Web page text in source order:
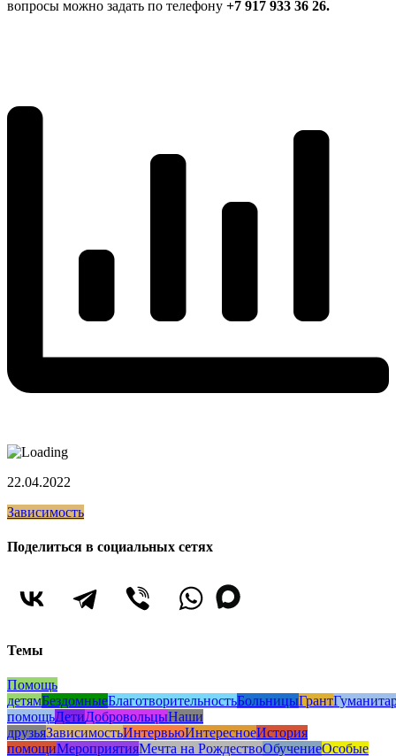
вопросы можно задать по телефону +7 917 933 36 26.
22.04.2022
Зависимость
Поделиться в социальных сетях
Темы
Помощь
детямБездомныеБлаготворительностьБольницыГрант
помощьДетиДобровольцыНаши
друзьяЗависимостьИнтервьюИнтересноеИстория
помощиМероприятияМечта на РождествоОбучениеОсобые